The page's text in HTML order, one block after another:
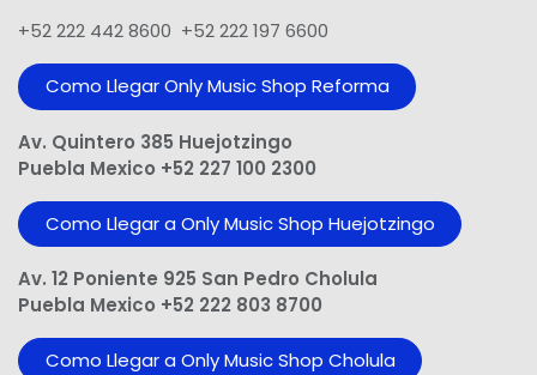
+52 222 442 8600 +52 222 197 6600
Como Llegar Only Music Shop​ Reforma
Av. Quintero 385 Huejotzingo
Puebla Mexico +52 227 100 2300
Como Llegar a Only Music Shop Huejotzingo
Av. 12 Poniente 925 San Pedro Cholula
Puebla Mexico +52 222 803 8700
Como Llegar a Only Music Shop Cholula